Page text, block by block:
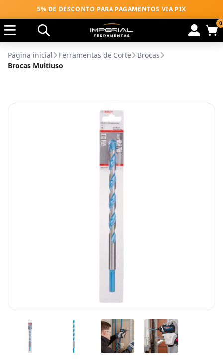
5% DE DESCONTO PARA PAGAMENTOS VIA PIX
0
Página inicial Ferramentas de Corte
Brocas
Brocas Multiuso